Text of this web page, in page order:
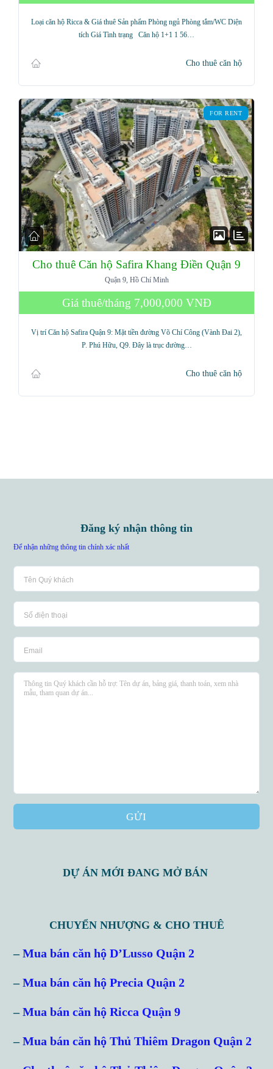
Loại căn hộ Ricca & Giá thuê Sản phẩm Phòng ngủ Phòng tắm/WC Diện
tích Giá Tình trạng Căn hộ 1+1 1 56…
Cho thuê căn hộ
FOR RENT
Cho thuê Căn hộ Safira Khang Điền Quận 9
Quận 9, Hồ Chí Minh
Giá thuê/tháng 7,000,000 VNĐ
Vị trí Căn hộ Safira Quận 9: Mặt tiền đường Võ Chí Công (Vành Đai 2),
P. Phú Hữu, Q9. Đây là trục đường…
Cho thuê căn hộ
Đăng ký nhận thông tin
Để nhận những thông tin chính xác nhất
GỬI
DỰ ÁN MỚI ĐANG MỞ BÁN
CHUYỂN NHƯỢNG & CHO THUÊ
–Mua bán căn hộ D’Lusso Quận 2
–Mua bán căn hộ Precia Quận 2
–Mua bán căn hộ Ricca Quận 9
–Mua bán căn hộ Thủ Thiêm Dragon Quận 2